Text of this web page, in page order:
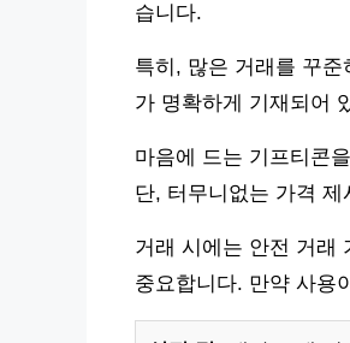
습니다.
특히, 많은 거래를 꾸
가 명확하게 기재되어
마음에 드는 기프티콘
단, 터무니없는 가격
거래 시에는 안전 거래
중요합니다. 만약 사용